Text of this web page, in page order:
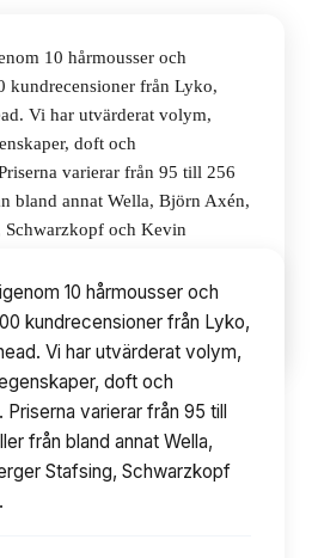
10 hårmousser och
kundrecensioner från Lyko,
Vi har utvärderat volym,
doft och
varierar från 95 till 256
bland annat Wella, Björn Axén,
Schwarzkopf och Kevin
10avsnitt ▾
10 hårmousser och
kundrecensioner från Lyko,
Vi har utvärderat volym,
doft och
Priserna varierar från 95 till
från bland annat Wella,
Stafsing, Schwarzkopf